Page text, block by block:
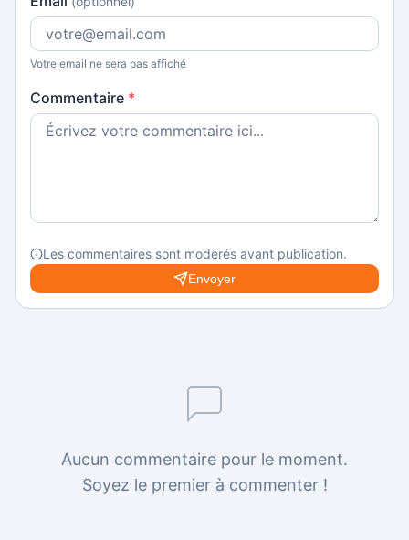
Votre email ne sera pas affiché
Commentaire *
Les commentaires sont modérés avant publication.
Envoyer
Aucun commentaire pour le moment.
Soyez le premier à commenter !